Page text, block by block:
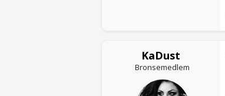
KaDust
Bronsemedlem